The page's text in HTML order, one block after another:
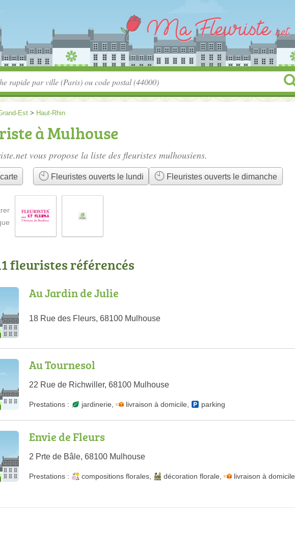
Est > Haut-Rhin
à Mulhouse
vous propose la liste des fleuristes mulhousiens.
Fleuristes ouverts le lundi Fleuristes ouverts le dimanche
fleuristes référencés
Au Jardin de Julie
18 Rue des Fleurs, 68100 Mulhouse
Au Tournesol
22 Rue de Richwiller, 68100 Mulhouse
Prestations : jardinerie livraison à domicile parking
Envie de Fleurs
2 Prte de Bâle, 68100 Mulhouse
Prestations : compositions florales décoration florale livraison à domicile